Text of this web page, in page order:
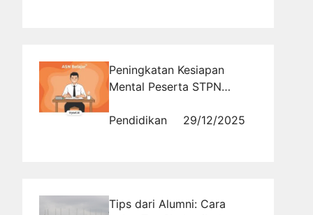
Peningkatan Kesiapan
Mental Peserta STPN
Online Berkala
Pendidikan 29/12/2025
Tips dari Alumni: Cara